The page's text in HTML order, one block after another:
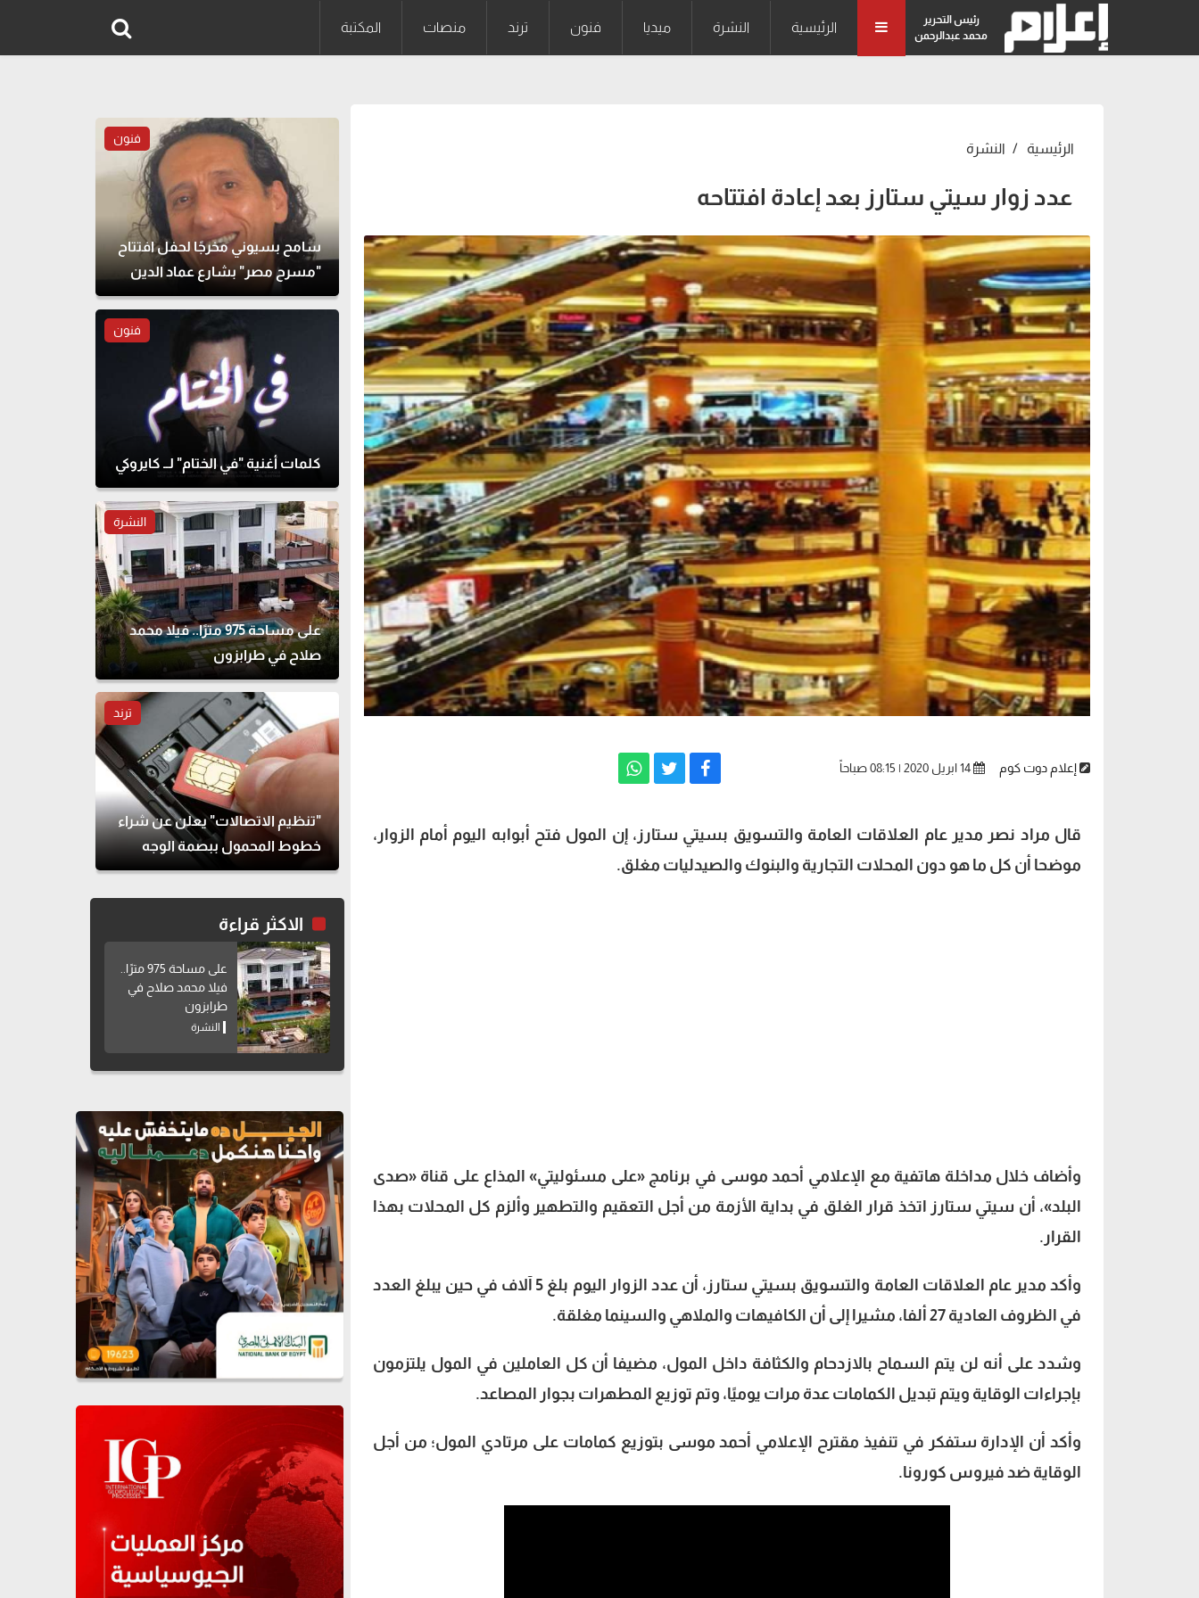
رئيس التحرير
محمد عبدالرحمن
الرئيسية النشرة ميديا فنون ترند منصات المكتبة
الرئيسية النشرة
عدد زوار سيتي ستارز بعد إعادة افتتاحه
إعلام دوت كوم
قال مراد نصر مدير عام العلاقات العامة والتسويق بسيتي ستارز، إن المول فتح أبوابه اليوم أمام الزوار،
موضحا أن كل ما هو دون المحلات التجارية والبنوك والصيدليات مغلق.
وأضاف خلال مداخلة هاتفية مع الإعلامي أحمد موسى في برنامج «على مسئوليتي» المذاع على قناة «صدى
البلد»، أن سيتي ستارز اتخذ قرار الغلق في بداية الأزمة من أجل التعقيم والتطهير وألزم كل المحلات بهذا
القرار.
وأكد مدير عام العلاقات العامة والتسويق بسيتي ستارز، أن عدد الزوار اليوم بلغ 5 آلاف في حين يبلغ العدد
في الظروف العادية 27 ألفا، مشيرا إلى أن الكافيهات والملاهي والسينما مغلقة.
وشدد على أنه لن يتم السماح بالازدحام والكثافة داخل المول، مضيفا أن كل العاملين في المول يلتزمون
بإجراءات الوقاية ويتم تبديل الكمامات عدة مرات يوميًا، وتم توزيع المطهرات بجوار المصاعد.
وأكد أن الإدارة ستفكر في تنفيذ مقترح الإعلامي أحمد موسى بتوزيع كمامات على مرتادي المول؛ من أجل
الوقاية ضد فيروس كورونا.
فنون
سامح بسيوني مخرجًا لحفل افتتاح
"مسرح مصر" بشارع عماد الدين
فنون
كلمات أغنية "في الختام" لــ كايروكي
النشرة
على مساحة 975 مترًا.. فيلا محمد
صلاح في طرابزون
ترند
"تنظيم الاتصالات" يعلن عن شراء
خطوط المحمول ببصمة الوجه
الاكثر قراءة
على مساحة 975 مترًا..
فيلا محمد صلاح في
طرابزون
النشرة